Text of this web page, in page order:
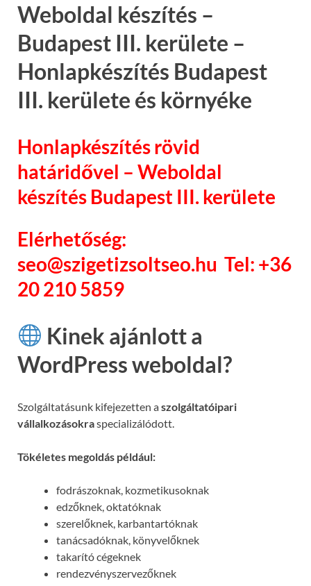
Weboldal készítés –
Budapest III. kerülete –
Honlapkészítés Budapest
III. kerülete és környéke
Honlapkészítés rövid
határidővel – Weboldal
készítés Budapest III. kerülete
Elérhetőség:
seo@szigetizsoltseo.hu Tel: +36
20 210 5859
Kinek ajánlott a
WordPress weboldal?
Szolgáltatásunk kifejezetten aszolgáltatóipari
vállalkozásokraspecializálódott.
Tökéletes megoldás például:
fodrászoknak, kozmetikusoknak
edzőknek, oktatóknak
szerelőknek, karbantartóknak
tanácsadóknak, könyvelőknek
takarító cégeknek
rendezvényszervezőknek